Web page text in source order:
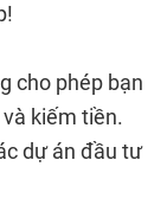
cho phép bạn
kiếm tiền.
dự án đầu tư